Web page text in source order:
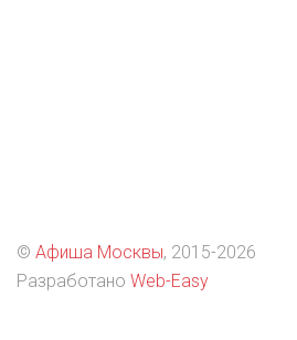
© Афиша Москвы, 2015-2026
Разработано Web-Easy